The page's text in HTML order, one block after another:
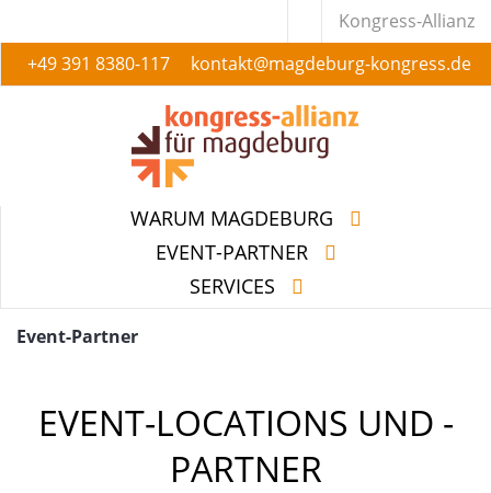
WARUM MAGDEBURG
EVENT-PARTNER
Kongress-Allianz
+49 391 8380-117
kontakt@magdeburg-kongress.de
WARUM MAGDEBURG
EVENT-PARTNER
SERVICES
Event-Partner
EVENT-LOCATIONS UND -
PARTNER